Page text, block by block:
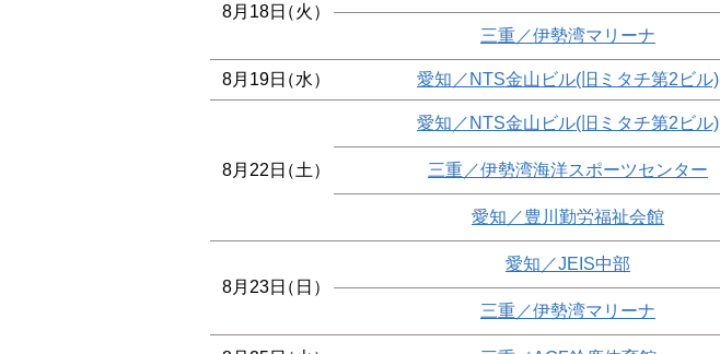
8月18日（火）
三重／伊勢湾マリーナ
8月19日（水） 愛知／NTS金山ビル(旧ミタチ第2ビル)
8月22日（土）
愛知／NTS金山ビル(旧ミタチ第2ビル)
三重／伊勢湾海洋スポーツセンター
愛知／豊川勤労福祉会館
8月23日（日）
愛知／JEIS中部
三重／伊勢湾マリーナ